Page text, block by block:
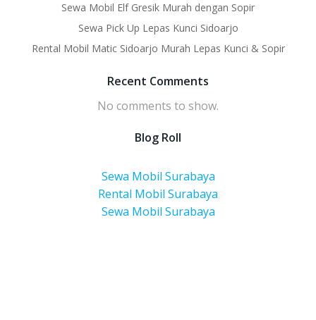
Sewa Mobil Elf Gresik Murah dengan Sopir
Sewa Pick Up Lepas Kunci Sidoarjo
Rental Mobil Matic Sidoarjo Murah Lepas Kunci & Sopir
Recent Comments
No comments to show.
Blog Roll
Sewa Mobil Surabaya
Rental Mobil Surabaya
Sewa Mobil Surabaya